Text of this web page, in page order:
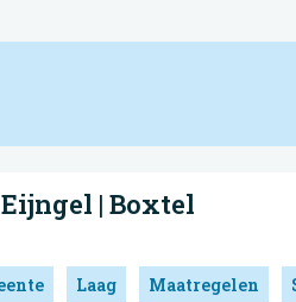
| Boxtel
Laag Maatregelen